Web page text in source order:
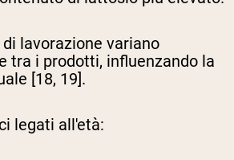
lavorazione variano
tra i prodotti, influenzando la
[18, 19].
legati all'età: